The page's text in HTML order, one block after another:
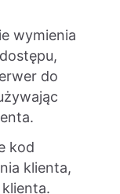
wymienia
do
kod
klienta,